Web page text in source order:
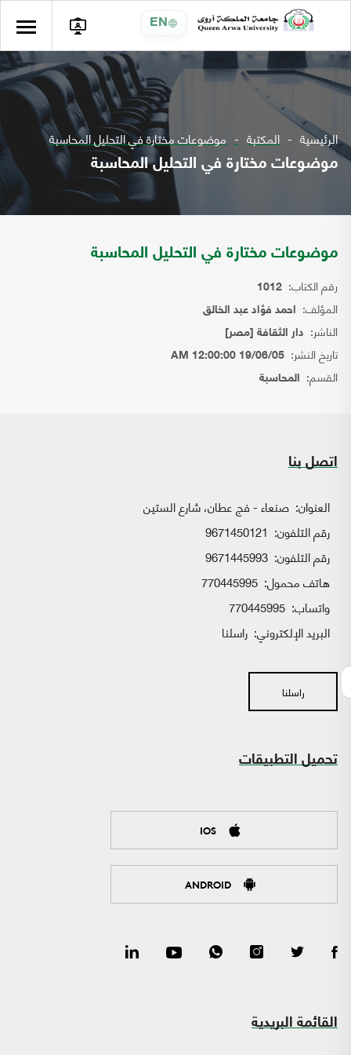
EN
الرئيسية المكتبة موضوعات مختارة في التحليل المحاسبة
موضوعات مختارة في التحليل المحاسبة
موضوعات مختارة في التحليل المحاسبة
رقم الكتاب: 1012
المؤلف: احمد فؤاد عبد الخالق
الناشر: دار الثقافة [مصر]
تاريخ النشر: 19/06/05 12:00:00 AM
القسم: المحاسبة
اتصل بنا
العنوان: صنعاء - فج عطان، شارع الستين
رقم التلفون: 9671450121
رقم التلفون: 9671445993
هاتف محمول: 770445995
واتساب:
البريد الإلكتروني: راسلنا
راسلنا
تحميل التطبيقات
IOS
ANDROID
القائمة البريدية